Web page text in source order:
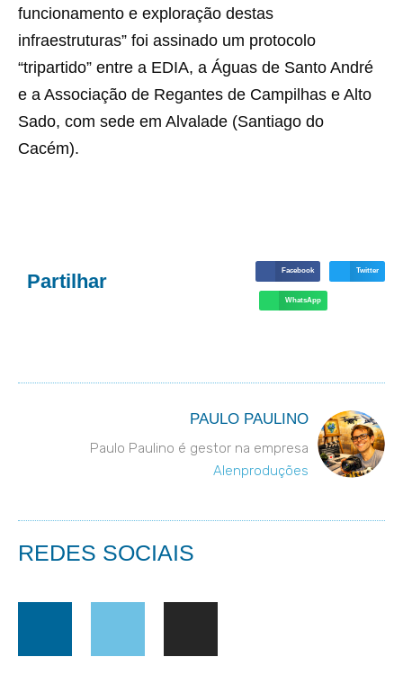
funcionamento e exploração destas
infraestruturas” foi assinado um protocolo
“tripartido” entre a EDIA, a Águas de Santo André
e a Associação de Regantes de Campilhas e Alto
Sado, com sede em Alvalade (Santiago do
Cacém).
Partilhar Facebook Twitter
WhatsApp
PAULO PAULINO
Paulo Paulino é gestor na empresa
Alenproduções
REDES SOCIAIS